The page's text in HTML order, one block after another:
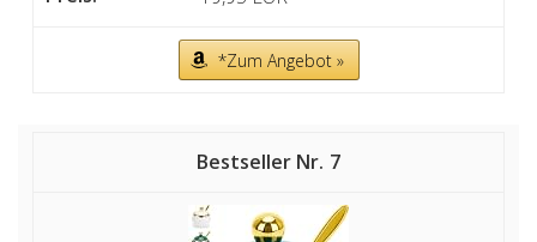
*Zum Angebot »
7